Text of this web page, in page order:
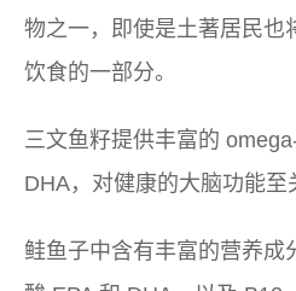
物之一，即使是土著居民也
饮食的一部分。
三文鱼籽提供丰富的
DHA，对健康的大脑功能至
鲑鱼子中含有丰富的营养成